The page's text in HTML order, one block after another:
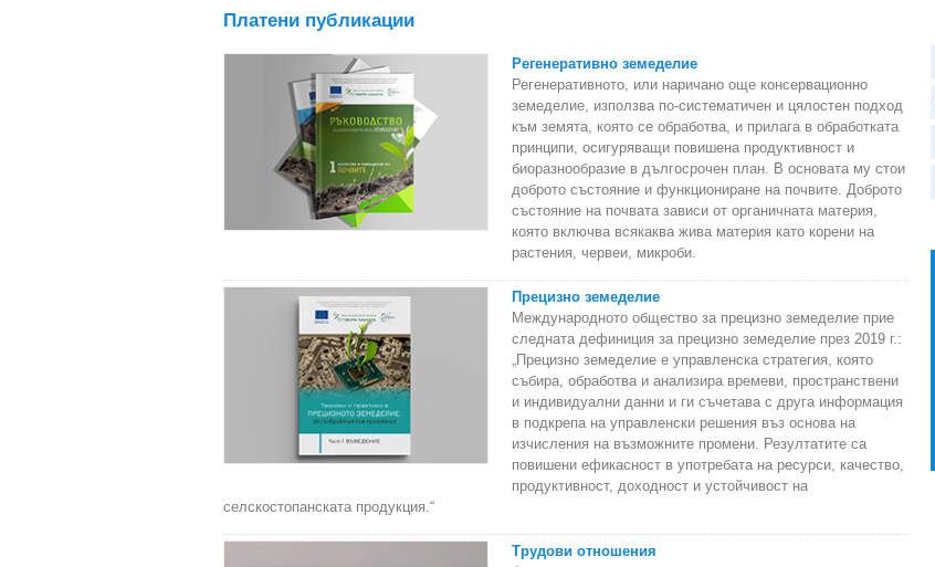
Платени публикации
Регенеративно земеделие
Регенеративното, или наричано още консервационно
земеделие, използва по-систематичен и цялостен подход
към земята, която се обработва, и прилага в обработката
принципи, осигуряващи повишена продуктивност и
биоразнообразие в дългосрочен план. В основата му стои
доброто състояние и функциониране на почвите. Доброто
състояние на почвата зависи от органичната материя,
която включва всякаква жива материя като корени на
растения, червеи, микроби.
Прецизно земеделие
Международното общество за прецизно земеделие прие
следната дефиниция за прецизно земеделие през 2019 г.:
„Прецизно земеделие е управленска стратегия, която
събира, обработва и анализира времеви, пространствени
и индивидуални данни и ги съчетава с друга информация
в подкрепа на управленски решения въз основа на
изчисления на възможните промени. Резултатите са
повишени ефикасност в употребата на ресурси, качество,
продуктивност, доходност и устойчивост на
селскостопанската продукция.“
Трудови отношения